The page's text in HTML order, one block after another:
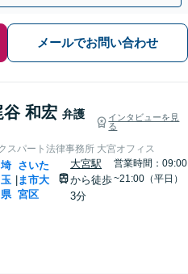
メールでお問い合わせ
谷 和宏 弁護
インタビューを見
る
スパート法律事務所 大宮オフィス
埼
玉
県
さいた
ま市大
宮区
大宮駅
から徒歩
3分
営業時間：09:00
~21:00（平日）